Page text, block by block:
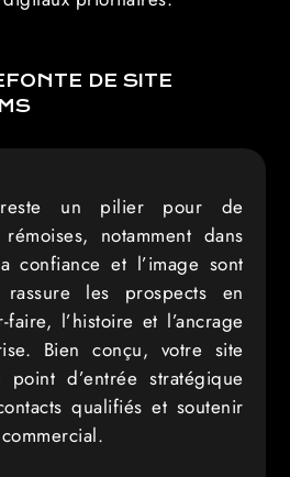
DE SITE
un pilier pour de
notamment dans
confiance et l’image sont
rassure les prospects en
l’histoire et l’ancrage
Bien conçu, votre site
d’entrée stratégique
qualifiés et soutenir